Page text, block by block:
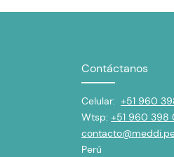
Contáctanos
Celular: +51 960
Wtsp: +51 960 398
Perú